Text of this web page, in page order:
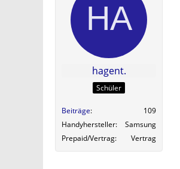
hagent.
Schüler
Beiträge
109
Handyhersteller
Samsung
Prepaid/Vertrag
Vertrag